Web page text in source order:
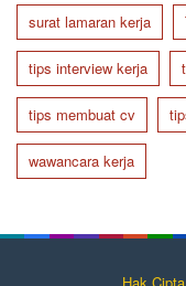
surat lamaran kerja
tips interview kerja
tips membuat cv
wawancara kerja